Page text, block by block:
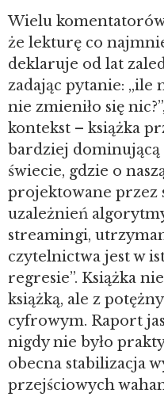
Wielu
że lekturę co
deklaruje od lat
zadając pytanie: „ile
nie zmieniło się
kontekst – książka
bardziej
świecie, gdzie o
projektowane przez
uzależnień
streamingi,
czytelnictwa jest w
regresie”. Książka
książką, ale z
cyfrowym. Raport
nigdy nie było
obecna stabilizacja
przejściowych